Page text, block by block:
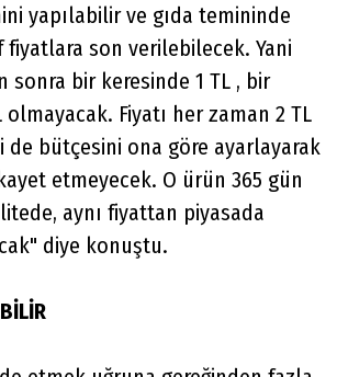
yapılabilir ve gıda temininde
son verilebilecek. Yani
sonra bir keresinde 1 TL , bir
olmayacak. Fiyatı her zaman 2 TL
de bütçesini ona göre ayarlayarak
etmeyecek. O ürün 365 gün
aynı fiyattan piyasada
diye konuştu.